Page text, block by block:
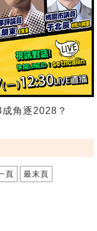
角逐2028？
頁 最末頁